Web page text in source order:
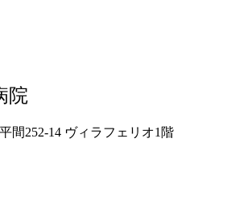
院
間252-14 ヴィラフェリオ1階